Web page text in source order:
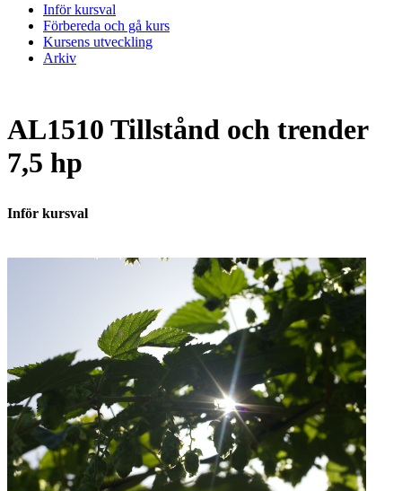
Inför kursval
Förbereda och gå kurs
Kursens utveckling
Arkiv
AL1510 Tillstånd och trender
7,5 hp
Inför kursval